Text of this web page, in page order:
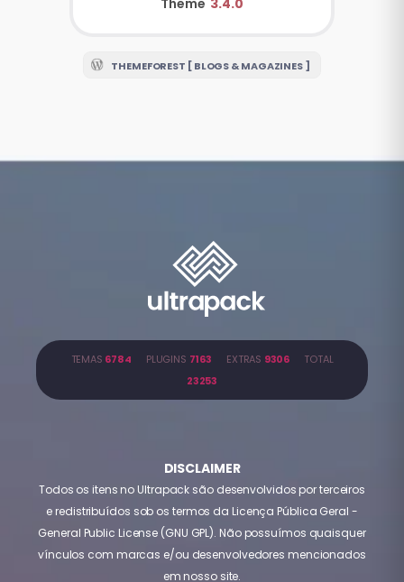
Theme 3.4.0
THEMEFOREST [ BLOGS & MAGAZINES ]
TEMAS 6784 PLUGINS 7163 EXTRAS 9306TOTAL
23253
DISCLAIMER
Todos os itens no Ultrapack são desenvolvidos por terceiros
e redistribuídos sob os termos da Licença Pública Geral -
General Public License (GNU GPL). Não possuímos quaisquer
vínculos com marcas e/ou desenvolvedores mencionados
em nosso site.